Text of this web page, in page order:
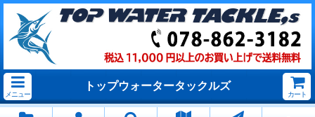
メニュー
トップウォータータックルズ
カート